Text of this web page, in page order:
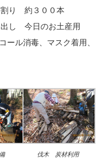
り 約３００本
し 今日のお土産用
ル消毒、マスク着用、
伐木 炭材利用